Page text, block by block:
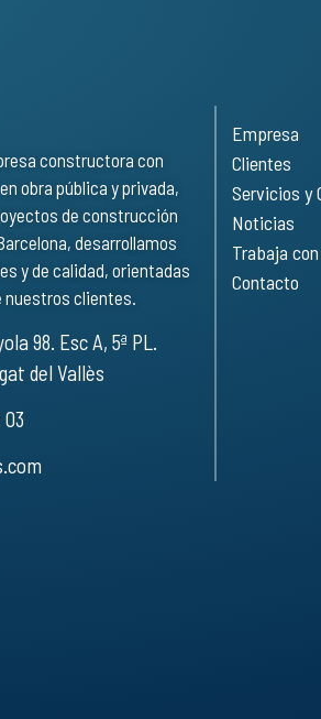
constructora con
obra pública y privada,
de construcción
desarrollamos
y de calidad, orientadas
nuestros clientes.
98. Esc A, 5ª PL.
del Vallès
03
Empresa
Clientes
Servicios y
Noticias
Trabaja
Contacto